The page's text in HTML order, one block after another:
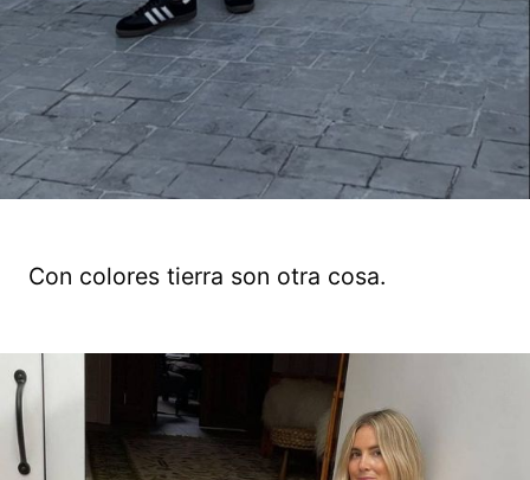
Con colores tierra son otra cosa.